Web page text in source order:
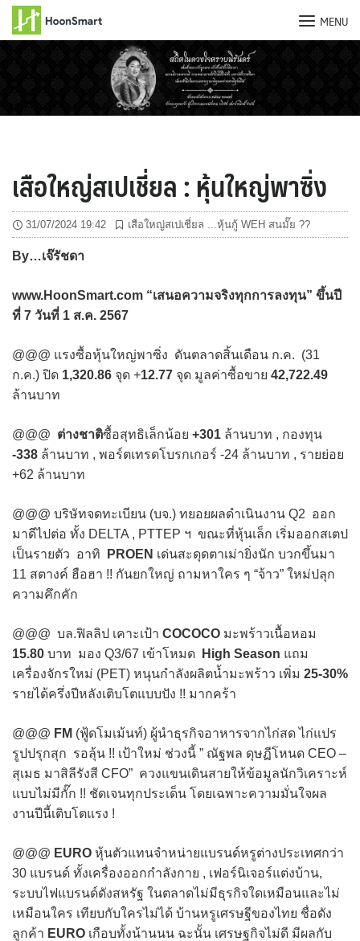
MENU
เสือใหญ่สเปเชี่ยล : หุ้นใหญ่พาซิ่ง
31/07/2024 19:42 เสือใหญ่สเปเชี่ยล ...หุ้นกู้ WEH สนมั๊ย ??
By…เจ๊รัชดา
www.HoonSmart.com “เสนอความจริงทุกการลงทุน” ขึ้นปี
ที่ 7 วันที่ 1 ส.ค. 2567
@@@ แรงซื้อหุ้นใหญ่พาซิ่ง ดันตลาดสิ้นเดือน ก.ค. (31
ก.ค.) ปิด 1,320.86 จุด +12.77 จุด มูลค่าซื้อขาย 42,722.49
ล้านบาท
@@@ ต่างชาติซื้อสุทธิเล็กน้อย +301 ล้านบาท , กองทุน
-338 ล้านบาท , พอร์ตเทรดโบรกเกอร์ -24 ล้านบาท , รายย่อย
+62 ล้านบาท
@@@ บริษัทจดทะเบียน (บจ.) ทยอยผลดำเนินงาน Q2 ออก
มาดีไปต่อ ทั้ง DELTA , PTTEP ฯ ขณะที่หุ้นเล็ก เริ่มออกสเตป
เป็นรายตัว อาทิ
PROEN เด่นสะดุดตาเม่ายิ่งนัก บวกขึ้นมา
11 สตางค์ ฮือฮา !! กันยกใหญ่ ถามหาใคร ๆ “จ้าว” ใหม่ปลุก
ความคึกคัก
@@@ บล.ฟิลลิป เคาะเป้า COCOCO มะพร้าวเนื้อหอม
15.80 บาท มอง Q3/67 เข้าโหมด High Season แถม
เครื่องจักรใหม่ (PET) หนุนกำลังผลิตน้ำมะพร้าว เพิ่ม 25-30%
รายได้ครึ่งปีหลังเติบโตแบบปัง !! มากคร้า
@@@ FM (ฟู้ดโมเม้นท์) ผู้นำธุรกิจอาหารจากไก่สด ไก่แปร
รูปปรุกสุก รอลุ้น !! เป้าใหม่ ช่วงนี้ ” ณัฐพล ดุษฏีโหนด CEO –
สุเมธ มาสิลีรังสี CFO” ควงแขนเดินสายให้ข้อมูลนักวิเคราะห์
แบบไม่มีกั๊ก !! ชัดเจนทุกประเด็น โดยเฉพาะความมั่นใจผล
งานปีนี้เติบโตแรง !
@@@ EURO หุ้นตัวแทนจำหน่ายแบรนด์หรูต่างประเทศกว่า
30 แบรนด์ ทั้งเครื่องออกกำลังกาย , เฟอร์นิเจอร์แต่งบ้าน,
ระบบไฟแบรนด์ดังสหรัฐ ในตลาดไม่มีธุรกิจใดเหมือนและไม่
เหมือนใคร เทียบกับใครไม่ได้ บ้านหรูเศรษฐีของไทย ชื่อดัง
ลูกค้า EURO เกือบทั้งน้านนน ฉะนั้น เศรษฐกิจไม่ดี มีผลกับ